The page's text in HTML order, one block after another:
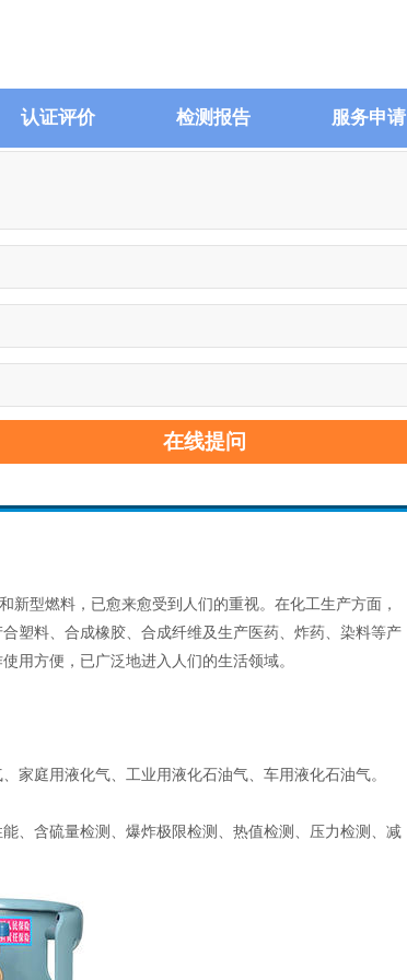
认证评价 检测报告 服务申请
在线提问
新型燃料，已愈来愈受到人们的重视。在化工生产方面，
塑料、合成橡胶、合成纤维及生产医药、炸药、染料等产
用方便，已广泛地进入人们的生活领域。
家庭用液化气、工业用液化石油气、车用液化石油气。
、含硫量检测、爆炸极限检测、热值检测、压力检测、减